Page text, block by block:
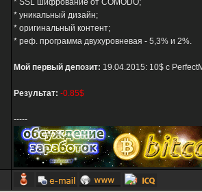
* SSL шифрование от COMODO;
* уникальный дизайн;
* оригинальный контент;
* реф. программа двухуровневая - 5,3% и 2%.
Мой первый депозит: 19.04.2015: 10$ с
Результат: -0.85$
-----